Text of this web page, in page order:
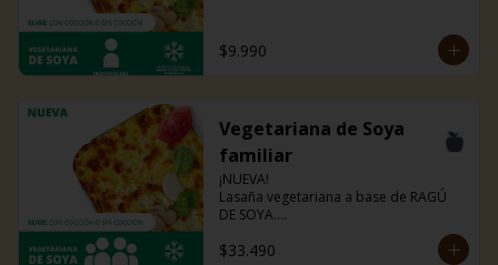
Disponible en todas sus versiones.
NOTA: Puede contener trazas de
$9.990
Vegetariana de Soya
familiar
¡NUEVA!
Lasaña vegetariana a base de RAGÚ
DE SOYA.
La misma lasaña, el mismo sabor pero
ahora con guiso diferente.
$33.490